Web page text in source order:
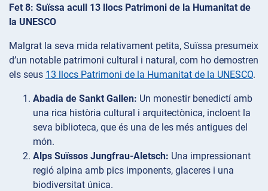
Fet 8: Suïssa acull 13 llocs Patrimoni de la Humanitat de
la UNESCO
Malgrat la seva mida relativament petita, Suïssa presumeix
d’un notable patrimoni cultural i natural, com ho demostren
els seus 13 llocs Patrimoni de la Humanitat de la UNESCO.
Abadia de Sankt Gallen: Un monestir benedictí amb
una rica història cultural i arquitectònica, incloent la
seva biblioteca, que és una de les més antigues del
món.
Alps Suïssos Jungfrau-Aletsch: Una impressionant
regió alpina amb pics imponents, glaceres i una
biodiversitat única.